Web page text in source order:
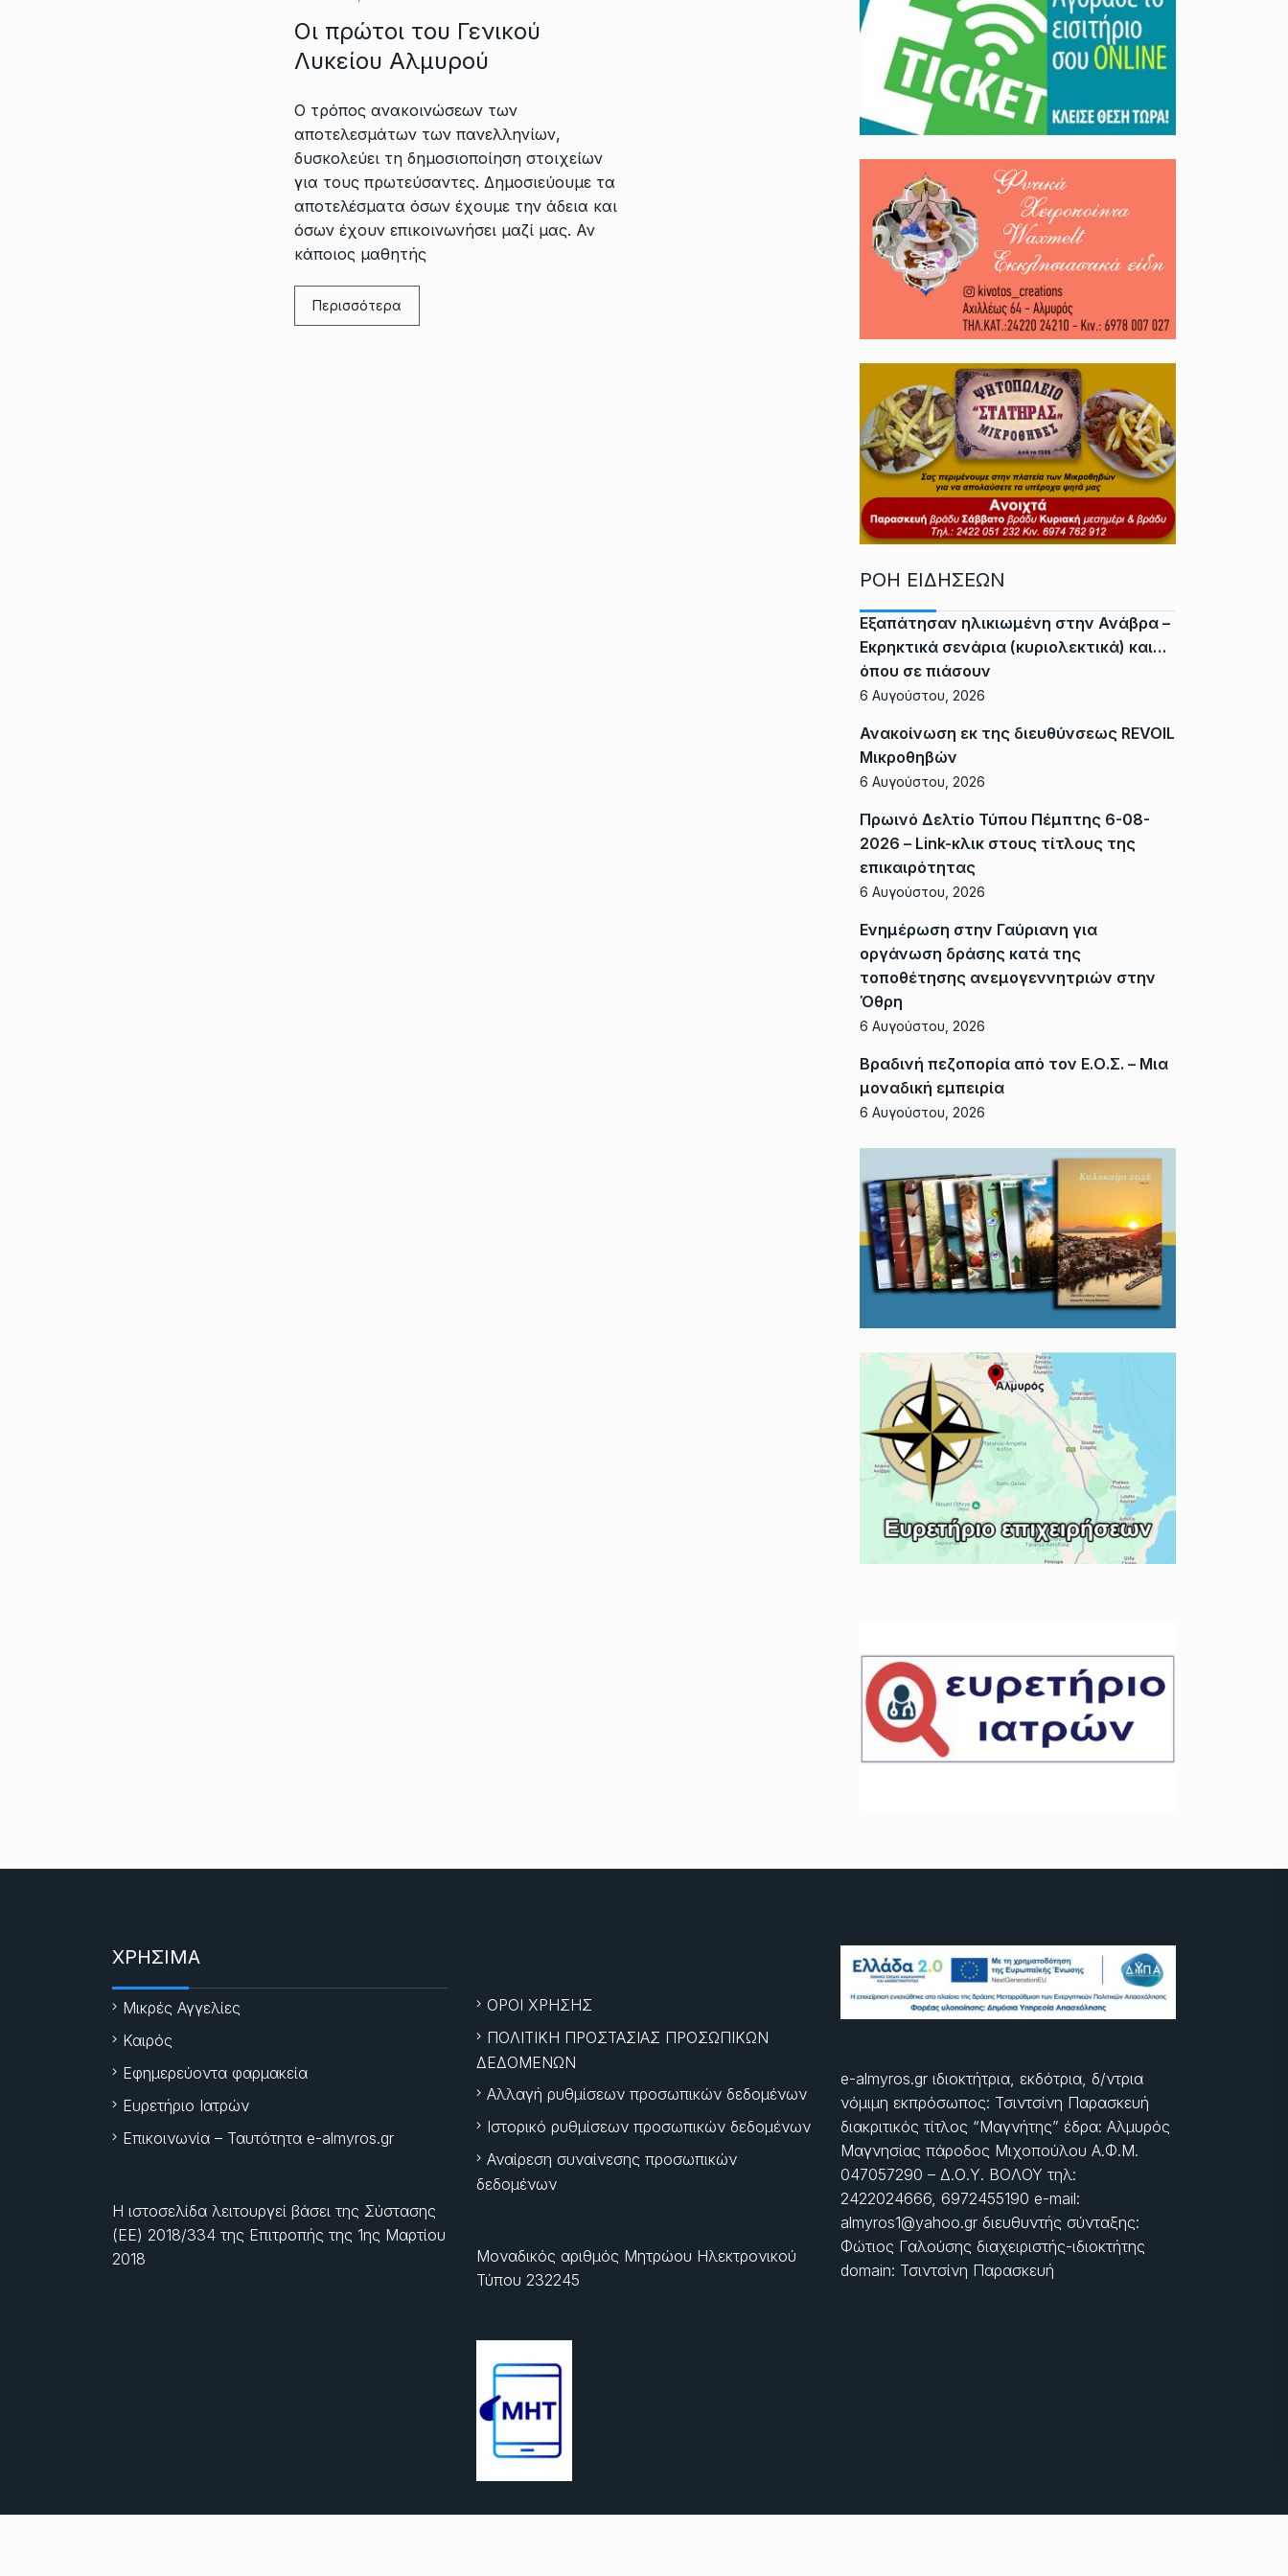
Οι πρώτοι του Γενικού
Λυκείου Αλμυρού
Ο τρόπος ανακοινώσεων των
αποτελεσμάτων των πανελληνίων,
δυσκολεύει τη δημοσιοποίηση στοιχείων
για τους πρωτεύσαντες. Δημοσιεύουμε τα
αποτελέσματα όσων έχουμε την άδεια και
όσων έχουν επικοινωνήσει μαζί μας. Αν
κάποιος μαθητής
Περισσότερα
ΡΟΗ ΕΙΔΗΣΕΩΝ
Εξαπάτησαν ηλικιωμένη στην Ανάβρα –
Εκρηκτικά σενάρια (κυριολεκτικά) και…
όπου σε πιάσουν
6 Αυγούστου, 2026
Ανακοίνωση εκ της διευθύνσεως REVOIL
Μικροθηβών
6 Αυγούστου, 2026
Πρωινό Δελτίο Τύπου Πέμπτης 6-08-
2026 – Link-κλικ στους τίτλους της
επικαιρότητας
6 Αυγούστου, 2026
Ενημέρωση στην Γαύριανη για
οργάνωση δράσης κατά της
τοποθέτησης ανεμογεννητριών στην
Όθρη
6 Αυγούστου, 2026
Βραδινή πεζοπορία από τον Ε.Ο.Σ. – Μια
μοναδική εμπειρία
6 Αυγούστου, 2026
ΧΡΗΣΙΜΑ
Μικρές Αγγελίες
Καιρός
Εφημερεύοντα φαρμακεία
Ευρετήριο Ιατρών
Επικοινωνία – Ταυτότητα e-almyros.gr
Η ιστοσελίδα λειτουργεί βάσει της Σύστασης
(ΕΕ) 2018/334 της Επιτροπής της 1ης Μαρτίου
2018
ΟΡΟΙ ΧΡΗΣΗΣ
ΠΟΛΙΤΙΚΗ ΠΡΟΣΤΑΣΙΑΣ ΠΡΟΣΩΠΙΚΩΝ
ΔΕΔΟΜΕΝΩΝ
Αλλαγή ρυθμίσεων προσωπικών δεδομένων
Ιστορικό ρυθμίσεων προσωπικών δεδομένων
Αναίρεση συναίνεσης προσωπικών
δεδομένων
Μοναδικός αριθμός Μητρώου Ηλεκτρονικού
Τύπου 232245
e-almyros.gr ιδιοκτήτρια, εκδότρια, δ/ντρια
νόμιμη εκπρόσωπος: Τσιντσίνη Παρασκευή
διακριτικός τίτλος “Μαγνήτης” έδρα: Αλμυρός
Μαγνησίας πάροδος Μιχοπούλου Α.Φ.Μ.
047057290 – Δ.Ο.Υ. ΒΟΛΟΥ τηλ:
2422024666, 6972455190 e-mail:
almyros1@yahoo.gr διευθυντής σύνταξης:
Φώτιος Γαλούσης διαχειριστής-ιδιοκτήτης
domain: Τσιντσίνη Παρασκευή